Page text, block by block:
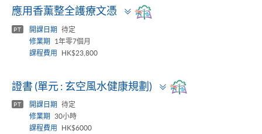
應用香薰整全護療文憑
Toggle
panel
PT 開課日期
待定
修業期
1年零7個月
課程費用
HK$23,800
證書 (單元 : 玄空風水健康規劃)
Toggle
panel
PT 開課日期
待定
修業期
30小時
課程費用
HK$6000